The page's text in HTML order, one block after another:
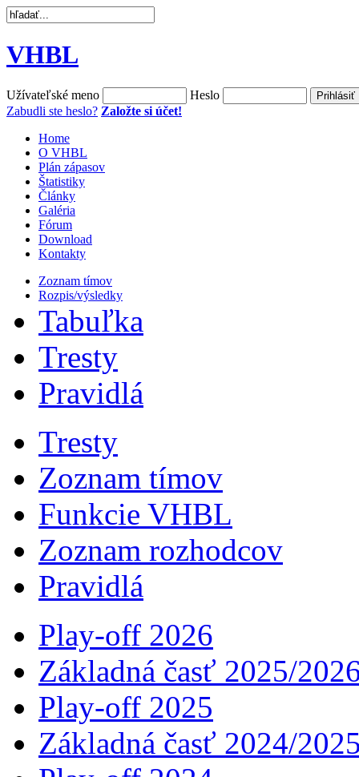
VHBL
Užívateľské meno
Heslo
Zabudli ste heslo? Založte si účet!
Home
O VHBL
Plán zápasov
Štatistiky
Články
Galéria
Fórum
Download
Kontakty
Zoznam tímov
Rozpis/výsledky
Tabuľka
Tresty
Pravidlá
Tresty
Zoznam tímov
Funkcie VHBL
Zoznam rozhodcov
Pravidlá
Play-off 2026
Základná časť 2025/
Play-off 2025
Základná časť 2024/